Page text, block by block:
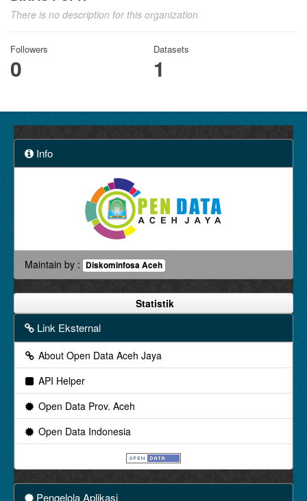
There is no description for this organization
Followers
0
Datasets
1
Info
Maintain by : Diskominfosa Aceh
Statistik
Link Eksternal
About Open Data Aceh Jaya
API Helper
Open Data Prov. Aceh
Open Data Indonesia
Pengelola Aplikasi